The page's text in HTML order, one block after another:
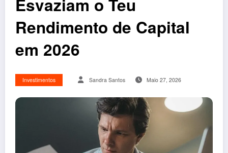
Esvaziam o Teu
Rendimento de Capital
em 2026
Investimentos Sandra Santos Maio 27, 2026